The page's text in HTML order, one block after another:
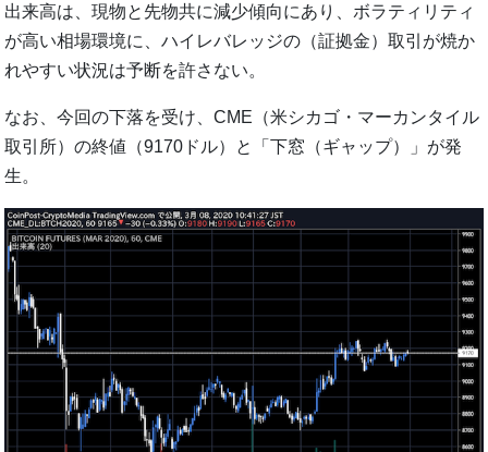
出来高は、現物と先物共に減少傾向にあり、ボラティリティ
が高い相場環境に、ハイレバレッジの（証拠金）取引が焼か
れやすい状況は予断を許さない。
なお、今回の下落を受け、CME（米シカゴ・マーカンタイル
取引所）の終値（9170ドル）と「下窓（ギャップ）」が発
生。